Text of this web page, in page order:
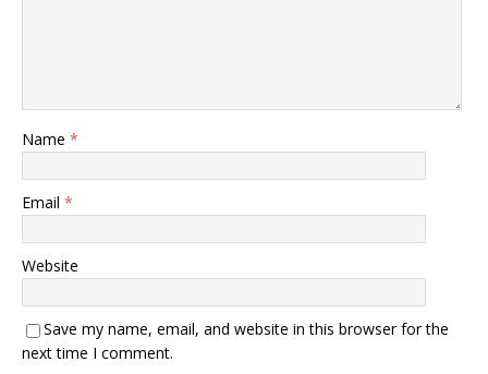
Name *
Email *
Website
Save my name, email, and website in this browser for the
next time I comment.